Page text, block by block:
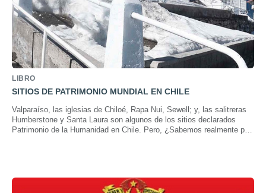
LIBRO
SITIOS DE PATRIMONIO MUNDIAL EN CHILE
Valparaíso, las iglesias de Chiloé, Rapa Nui, Sewell; y, las salitreras
Humberstone y Santa Laura son algunos de los sitios declarados
Patrimonio de la Humanidad en Chile. Pero, ¿Sabemos realmente por